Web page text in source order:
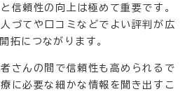
信頼性の向上は極めて重要です。
づてや口コミなどでよい評判が広
拓につながります。
さんの間で信頼性も高められるで
に必要な細かな情報を聞き出すこ